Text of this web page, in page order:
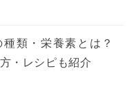
類・栄養素とは？
・レシピも紹介